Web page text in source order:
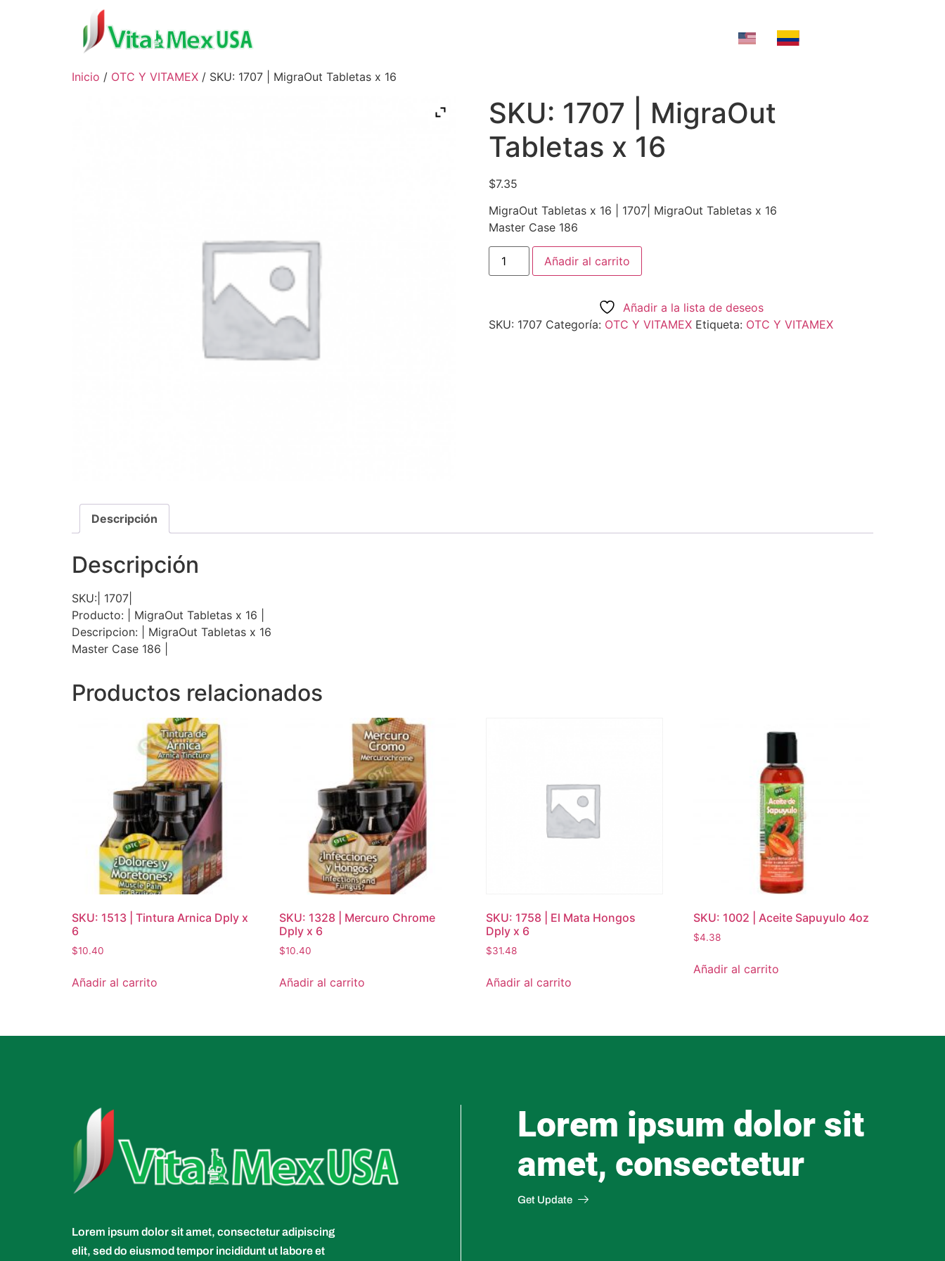
Inicio / OTC Y VITAMEX / SKU: 1707 | MigraOut Tabletas x 16
SKU: 1707 | MigraOut
Tabletas x 16
$7.35
MigraOut Tabletas x 16 | 1707| MigraOut Tabletas x 16
Master Case 186
Añadir al carrito
Añadir a la lista de deseos
SKU: 1707 Categoría: OTC Y VITAMEX Etiqueta: OTC Y VITAMEX
Descripción
Descripción
SKU:| 1707|
Producto: | MigraOut Tabletas x 16 |
Descripcion: | MigraOut Tabletas x 16
Master Case 186 |
Productos relacionados
SKU: 1513 | Tintura Arnica Dply x
6
$10.40
Añadir al carrito
SKU: 1328 | Mercuro Chrome
Dply x 6
$10.40
Añadir al carrito
SKU: 1758 | El Mata Hongos
Dply x 6
$31.48
Añadir al carrito
SKU: 1002 | Aceite Sapuyulo 4oz
$4.38
Añadir al carrito
Lorem ipsum dolor sit amet, consectetur adipiscing
elit, sed do eiusmod tempor incididunt ut labore et
Lorem ipsum dolor sit
amet, consectetur
Get Update